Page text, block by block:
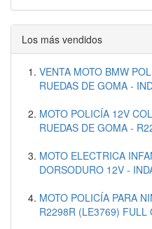
Los más vendidos
VENTA MOTO BMW
RUEDAS DE GOMA -
MOTO POLICÍA 12V
RUEDAS DE GOMA -
MOTO ELECTRICA
DORSODURO 12V -
MOTO POLICÍA PARA
R2298R (LE3769) FULL